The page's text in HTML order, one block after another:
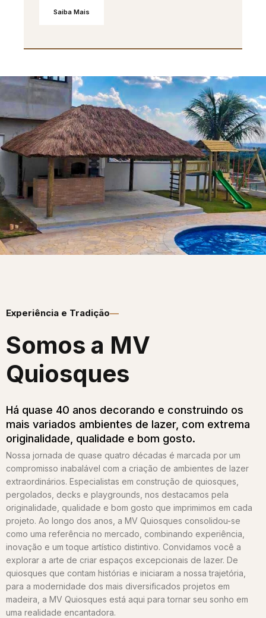
Saiba Mais
Experiência e Tradição
Somos a MV
Quiosques​
Há quase 40 anos decorando e construindo os
mais variados ambientes de lazer, com extrema
originalidade, qualidade e bom gosto.
Nossa jornada de quase quatro décadas é marcada por um
compromisso inabalável com a criação de ambientes de lazer
extraordinários. Especialistas em construção de quiosques,
pergolados, decks e playgrounds, nos destacamos pela
originalidade, qualidade e bom gosto que imprimimos em cada
projeto. Ao longo dos anos, a MV Quiosques consolidou-se
como uma referência no mercado, combinando experiência,
inovação e um toque artístico distintivo. Convidamos você a
explorar a arte de criar espaços excepcionais de lazer. De
quiosques que contam histórias e iniciaram a nossa trajetória,
para a modernidade dos mais diversificados projetos em
madeira, a MV Quiosques está aqui para tornar seu sonho em
uma realidade encantadora.